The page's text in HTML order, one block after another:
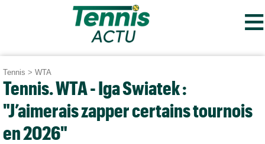
≡
Tennis > WTA
Tennis. WTA - Iga Swiatek :
"J’aimerais zapper certains tournois
en 2026"